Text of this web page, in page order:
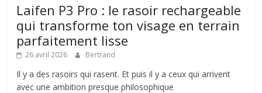
Laifen P3 Pro : le rasoir rechargeable
qui transforme ton visage en terrain
parfaitement lisse
26 avril 2026 Bertrand
Il y a des rasoirs qui rasent. Et puis il y a ceux qui arrivent
avec une ambition presque philosophique